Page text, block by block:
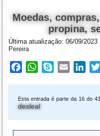
Moedas,
propina,
Última atualização: 06/09/2023
Pereira
FacebookWhatsApp
Skype Email
Esta entrada é parte da 16 do
desleal